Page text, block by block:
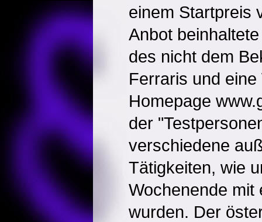
einem Startpreis
Anbot
des nicht dem
Ferraris und
Homepage
der
verschiedene
Tätigkeiten, wie
Wochenende mit
wurden. Der